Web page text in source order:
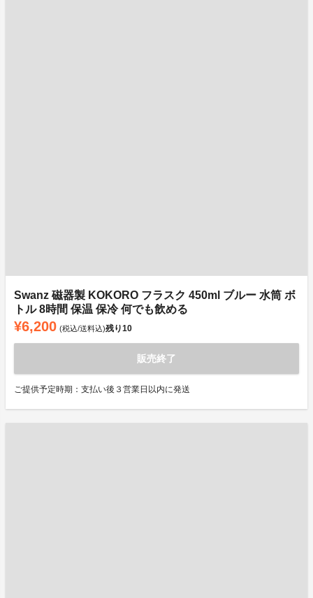
Swanz 磁器製 KOKORO フラスク 450ml ブルー 水筒 ボ
トル 8時間 保温 保冷 何でも飲める
¥6,200 (税込/送料込)残り10
販売終了
ご提供予定時期：支払い後３営業日以内に発送